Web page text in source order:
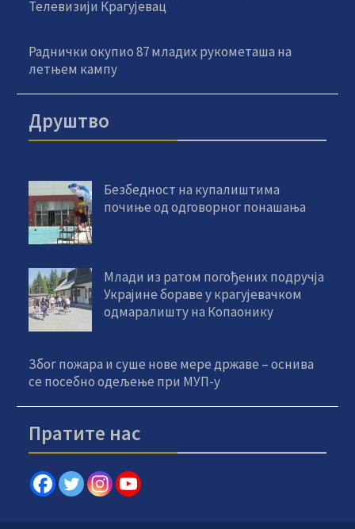
Телевизији Крагујевац
Раднички окупио 87 младих рукометаша на
летњем кампу
Друштво
Безбедност на купалиштима
почиње од одговорног понашања
Млади из ратом погођених подручја
Украјине бораве у крагујевачком
одмаралишту на Копаонику
Због пожара и суше нове мере државе – оснива
се посебно одељење при МУП-у
Пратите нас